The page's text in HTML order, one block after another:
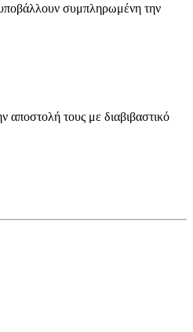
υποβάλλουν συμπληρωμένη την
αποστολή τους με διαβιβαστικό